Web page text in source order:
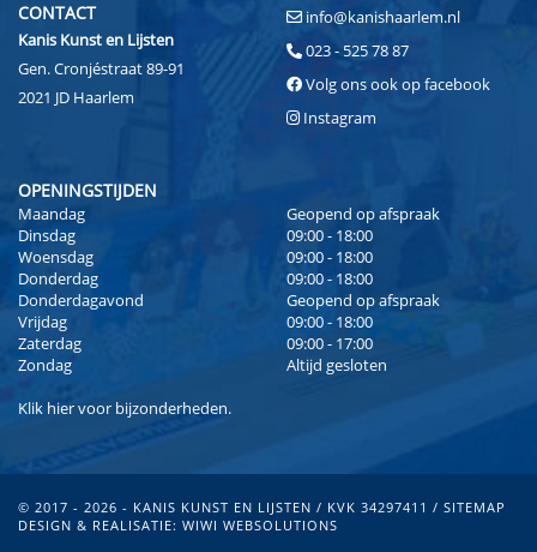
CONTACT
Kanis Kunst en Lijsten
Gen. Cronjéstraat 89-91
2021 JD Haarlem
info@kanishaarlem.nl
023 - 525 78 87
Volg ons ook op facebook
Instagram
OPENINGSTIJDEN
Maandag
Geopend op afspraak
Dinsdag
09:00 - 18:00
Woensdag
09:00 - 18:00
Donderdag
09:00 - 18:00
Donderdagavond
Geopend op afspraak
Vrijdag
09:00 - 18:00
Zaterdag
09:00 - 17:00
Zondag
Altijd gesloten
Klik hiervoor bijzonderheden.
© 2017 - 2026 - KANIS KUNST EN LIJSTEN / KVK 34297411 / SITEMAP
DESIGN & REALISATIE: WIWI WEBSOLUTIONS